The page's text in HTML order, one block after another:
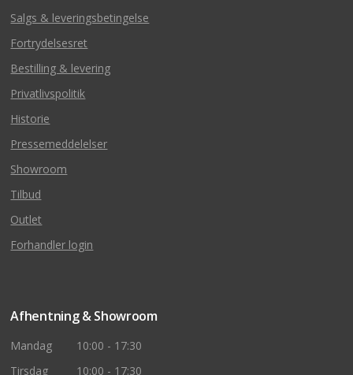
Salgs & leveringsbetingelse
Fortrydelsesret
Bestilling & levering
Privatlivspolitik
Historie
Pressemeddelelser
Showroom
Tilbud
Outlet
Forhandler login
Afhentning & Showroom
Mandag
10:00 - 17:30
Tirsdag
10:00 - 17:30